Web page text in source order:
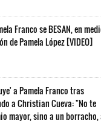
Franco se BESAN, en
de Pamela López [VIDEO]
a Pamela Franco tras
a Christian Cueva: "No te
mayor, sino a un borracho,